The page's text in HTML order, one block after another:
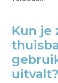
Kun je
uitvalt?